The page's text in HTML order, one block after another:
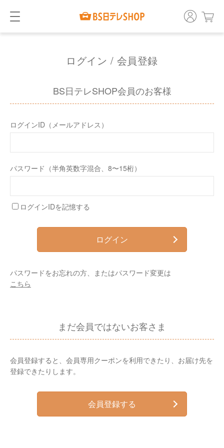
ログイン / 会員登録
BS日テレSHOP会員のお客様
ログインID（メールアドレス）
パスワード（半角英数字混合、8〜15桁）
ログインIDを記憶する
ログイン
パスワードをお忘れの方、またはパスワード変更は
こちら
まだ会員ではないお客さま
会員登録すると、会員専用クーポンを利用できたり、お届け先を
登録できたりします。
会員登録する